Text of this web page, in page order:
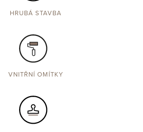
HRUBÁ STAVBA
VNITŘNÍ OMÍTKY